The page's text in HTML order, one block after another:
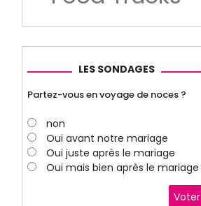
LES SONDAGES
Partez-vous en voyage de noces ?
non
Oui avant notre mariage
Oui juste après le mariage
Oui mais bien après le mariage
Voter